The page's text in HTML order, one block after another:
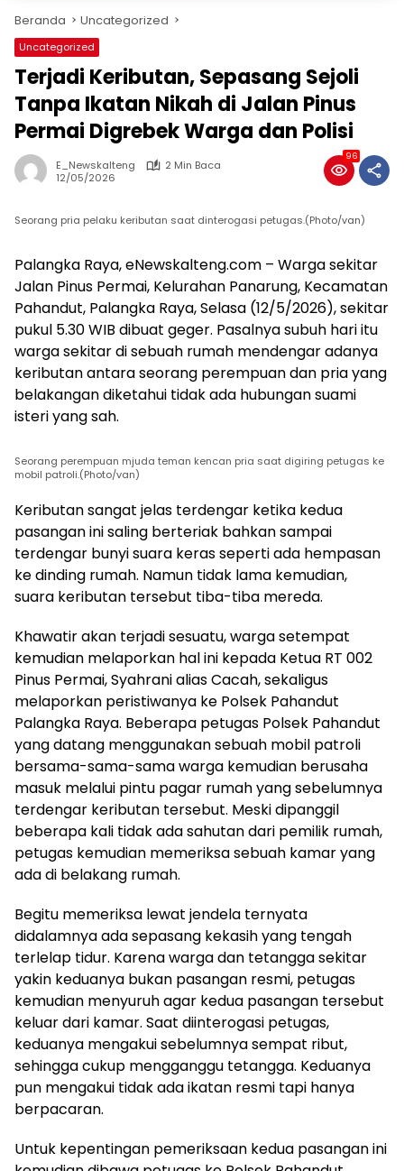
Beranda Uncategorized
Uncategorized
Terjadi Keributan, Sepasang Sejoli
Tanpa Ikatan Nikah di Jalan Pinus
Permai Digrebek Warga dan Polisi
E_Newskalteng
2 Min Baca
12/05/2026
96
Seorang pria pelaku keributan saat dinterogasi petugas.(Photo/van)
Palangka Raya, eNewskalteng.com – Warga sekitar
Jalan Pinus Permai, Kelurahan Panarung, Kecamatan
Pahandut, Palangka Raya, Selasa (12/5/2026), sekitar
pukul 5.30 WIB dibuat geger. Pasalnya subuh hari itu
warga sekitar di sebuah rumah mendengar adanya
keributan antara seorang perempuan dan pria yang
belakangan diketahui tidak ada hubungan suami
isteri yang sah.
Seorang perempuan mjuda teman kencan pria saat digiring petugas ke
mobil patroli.(Photo/van)
Keributan sangat jelas terdengar ketika kedua
pasangan ini saling berteriak bahkan sampai
terdengar bunyi suara keras seperti ada hempasan
ke dinding rumah. Namun tidak lama kemudian,
suara keributan tersebut tiba-tiba mereda.
Khawatir akan terjadi sesuatu, warga setempat
kemudian melaporkan hal ini kepada Ketua RT 002
Pinus Permai, Syahrani alias Cacah, sekaligus
melaporkan peristiwanya ke Polsek Pahandut
Palangka Raya. Beberapa petugas Polsek Pahandut
yang datang menggunakan sebuah mobil patroli
bersama-sama-sama warga kemudian berusaha
masuk melalui pintu pagar rumah yang sebelumnya
terdengar keributan tersebut. Meski dipanggil
beberapa kali tidak ada sahutan dari pemilik rumah,
petugas kemudian memeriksa sebuah kamar yang
ada di belakang rumah.
Begitu memeriksa lewat jendela ternyata
didalamnya ada sepasang kekasih yang tengah
terlelap tidur. Karena warga dan tetangga sekitar
yakin keduanya bukan pasangan resmi, petugas
kemudian menyuruh agar kedua pasangan tersebut
keluar dari kamar. Saat diinterogasi petugas,
keduanya mengakui sebelumnya sempat ribut,
sehingga cukup mengganggu tetangga. Keduanya
pun mengakui tidak ada ikatan resmi tapi hanya
berpacaran.
Untuk kepentingan pemeriksaan kedua pasangan ini